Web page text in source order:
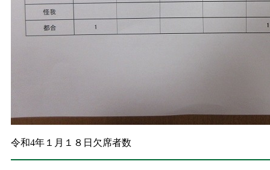
令和4年１月１８日欠席者数